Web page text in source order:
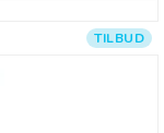
TILBUD